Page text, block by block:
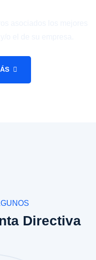
Directiva